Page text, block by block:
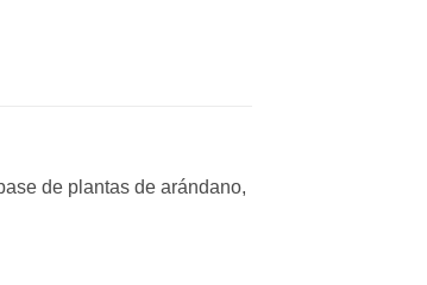
de plantas de arándano,